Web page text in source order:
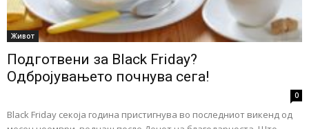
Живот
Подготвени за Black Friday?
Одбројувањето почнува сега!
0
Black Friday секоја година пристигнува во последниот викенд од